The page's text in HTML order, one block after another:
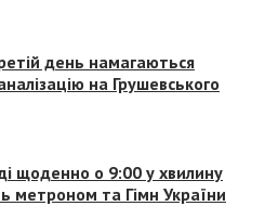
день намагаються
на Грушевського
щоденно о 9:00 у хвилину
метроном та Гімн України